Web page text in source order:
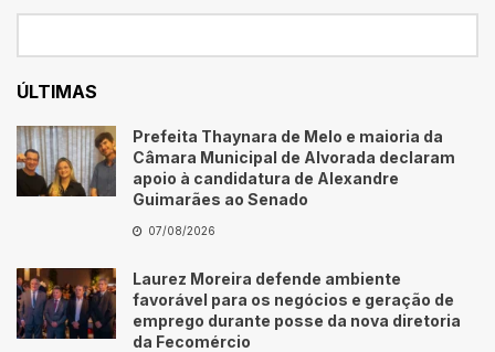
ÚLTIMAS
Prefeita Thaynara de Melo e maioria da
Câmara Municipal de Alvorada declaram
apoio à candidatura de Alexandre
Guimarães ao Senado
07/08/2026
Laurez Moreira defende ambiente
favorável para os negócios e geração de
emprego durante posse da nova diretoria
da Fecomércio